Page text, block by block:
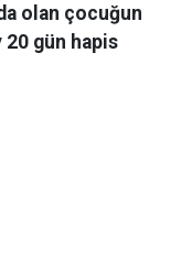
olan çocuğun
20 gün hapis